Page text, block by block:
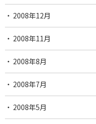
2008年12月
2008年11月
2008年8月
2008年7月
2008年5月